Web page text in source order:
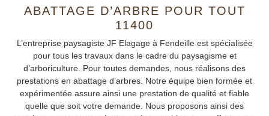
ABATTAGE D’ARBRE POUR TOUT
11400
L’entreprise paysagiste JF Elagage à Fendeille est spécialisée
pour tous les travaux dans le cadre du paysagisme et
d’arboriculture. Pour toutes demandes, nous réalisons des
prestations en abattage d’arbres. Notre équipe bien formée et
expérimentée assure ainsi une prestation de qualité et fiable
quelle que soit votre demande. Nous proposons ainsi des